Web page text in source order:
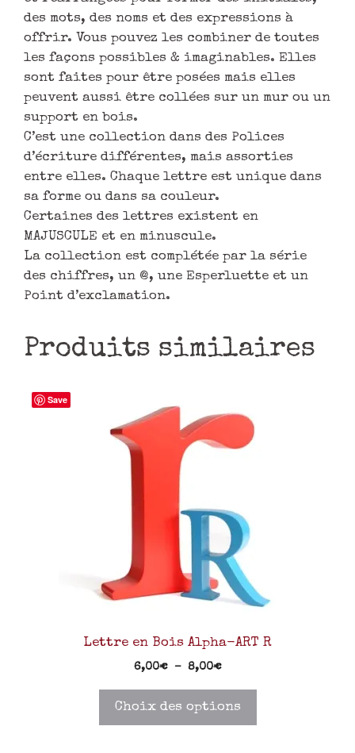
des mots, des noms et des expressions à
offrir. Vous pouvez les combiner de toutes
les façons possibles & imaginables. Elles
sont faites pour être posées mais elles
peuvent aussi être collées sur un mur ou un
support en bois.
C’est une collection dans des Polices
d’écriture différentes, mais assorties
entre elles. Chaque lettre est unique dans
sa forme ou dans sa couleur.
Certaines des lettres existent en
MAJUSCULE et en minuscule.
La collection est complétée par la série
des chiffres, un @, une Esperluette et un
Point d’exclamation.
Produits similaires
Save
Lettre en Bois Alpha-ART R
6,00€ – 8,00€
Choix des options